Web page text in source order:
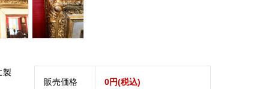
製
販売価格 0円(税込)